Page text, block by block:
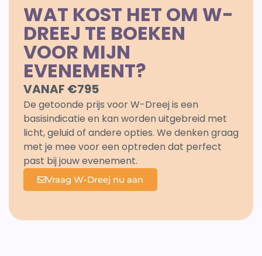
WAT KOST HET OM W-
DREEJ TE BOEKEN
VOOR MIJN
EVENEMENT?
VANAF €795
De getoonde prijs voor W-Dreej is een
basisindicatie en kan worden uitgebreid met
licht, geluid of andere opties. We denken graag
met je mee voor een optreden dat perfect
past bij jouw evenement.
Vraag W-Dreej nu aan